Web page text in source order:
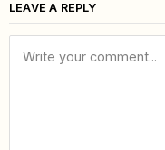
LEAVE A REPLY